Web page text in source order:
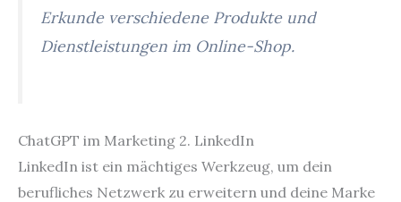
Erkunde verschiedene Produkte und
Dienstleistungen im Online-Shop.
ChatGPT im Marketing 2. LinkedIn
LinkedIn ist ein mächtiges Werkzeug, um dein
berufliches Netzwerk zu erweitern und deine Marke